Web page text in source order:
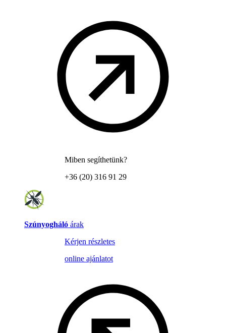
Miben segíthetünk?
+36 (20) 316 91 29
Szúnyogháló árak
Kérjen részletes
online ajánlatot